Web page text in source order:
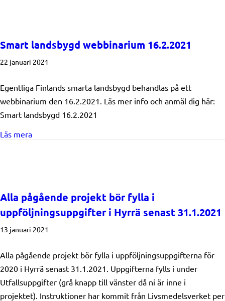
Smart landsbygd webbinarium 16.2.2021
22 januari 2021
Egentliga Finlands smarta landsbygd behandlas på ett
webbinarium den 16.2.2021. Läs mer info och anmäl dig här:
Smart landsbygd 16.2.2021
Läs meraabout Smart landsbygd webbinarium 16.2.2021
Alla pågående projekt bör fylla i
uppföljningsuppgifter i Hyrrä senast 31.1.2021
13 januari 2021
Alla pågående projekt bör fylla i uppföljningsuppgifterna för
2020 i Hyrrä senast 31.1.2021. Uppgifterna fylls i under
Utfallsuppgifter (grå knapp till vänster då ni är inne i
projektet). Instruktioner har kommit från Livsmedelsverket per